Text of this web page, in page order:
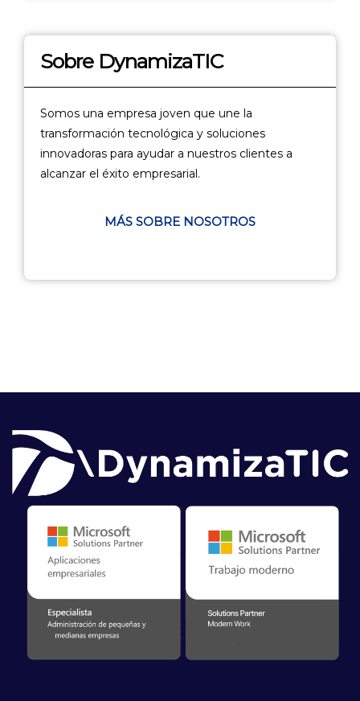
Sobre DynamizaTIC
Somos una empresa joven que une la
transformación tecnológica y soluciones
innovadoras para ayudar a nuestros clientes a
alcanzar el éxito empresarial.
MÁS SOBRE NOSOTROS